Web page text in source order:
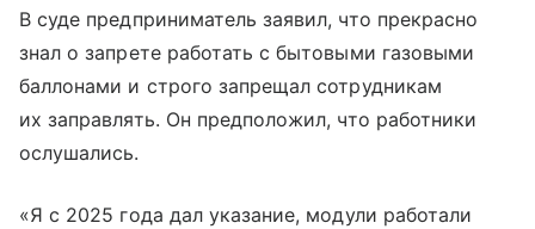
В суде предприниматель заявил, что прекрасно
знал о запрете работать с бытовыми газовыми
баллонами и строго запрещал сотрудникам
их заправлять. Он предположил, что работники
ослушались.
«Я с 2025 года дал указание, модули работали